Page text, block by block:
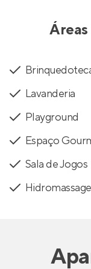
Lavanderia
Playground
Espaço
Sala de Jogos